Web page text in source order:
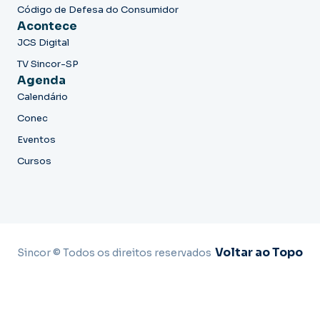
Código de Defesa do Consumidor
Acontece
JCS Digital
TV Sincor-SP
Agenda
Calendário
Conec
Eventos
Cursos
Sincor © Todos os direitos reservados Voltar ao Topo